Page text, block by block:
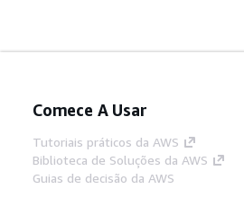
Comece A Usar
Tutoriais práticos da AWS
Biblioteca de Soluções da AWS
Guias de decisão da AWS